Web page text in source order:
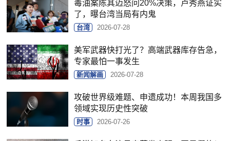
毒油案陈其迈怒问20%决策，卢秀燕证实
了，曝台湾当局有内鬼
台湾 2026-07-28
美军武器快打光了？高端武器库存告急，
专家最怕一事发生
新闻解画 2026-07-28
攻破世界级难题、申遗成功！本周我国多
领域实现历史性突破
时事 2026-07-26